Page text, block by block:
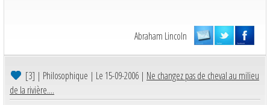
Abraham Lincoln
[3] | Philosophique | Le 15-09-2006 | Ne changez pas de cheval au milieu
de la rivière....